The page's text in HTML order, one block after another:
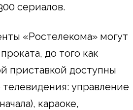
сериалов.
«Ростелекома» могут
до того как
приставкой доступны
управление
караоке,